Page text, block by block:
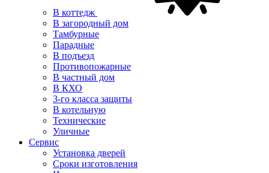
В коттедж
В загородный дом
Тамбурные
Парадные
В подъезд
Противопожарные
В частный дом
В КХО
3-го класса защиты
В котельную
Технические
Уличные
Сервис
Установка дверей
Сроки изготовления